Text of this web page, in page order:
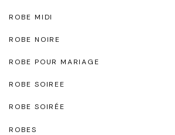
ROBE MIDI
ROBE NOIRE
ROBE POUR MARIAGE
ROBE SOIREE
ROBE SOIRÉE
ROBES